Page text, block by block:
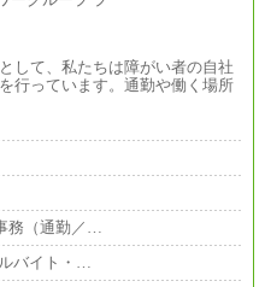
して、私たちは障がい者の自社
行っています。通勤や働く場所
務（通勤／…
バイト・…